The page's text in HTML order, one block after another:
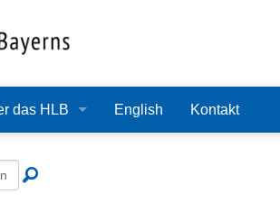
das HLB English Kontakt